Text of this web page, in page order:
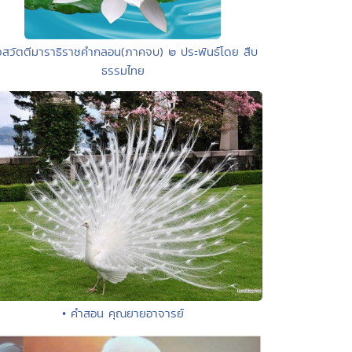
สวัตตีมาราธิราชคำกลอน(ภาคจบ) ๒ ประพันธ์โดย สืบ
ธรรมไทย
• คำสอน คุณยายอาจารย์